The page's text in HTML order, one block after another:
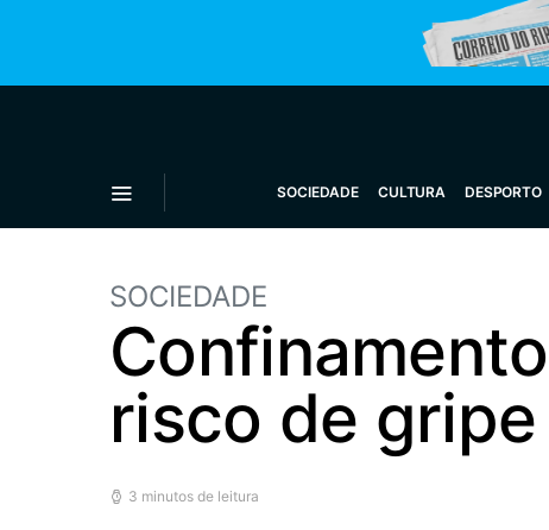
SOCIEDADE CULTURA DESPORTO
SOCIEDADE
risco de
3 minutos de leitura